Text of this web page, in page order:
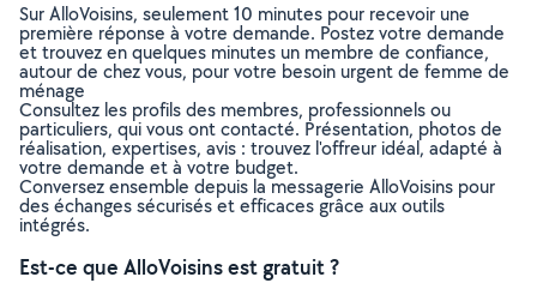
Sur AlloVoisins, seulement 10 minutes pour recevoir une
première réponse à votre demande. Postez votre demande
et trouvez en quelques minutes un membre de confiance,
autour de chez vous, pour votre besoin urgent de femme de
ménage
Consultez les profils des membres, professionnels ou
particuliers, qui vous ont contacté. Présentation, photos de
réalisation, expertises, avis : trouvez l'offreur idéal, adapté à
votre demande et à votre budget.
Conversez ensemble depuis la messagerie AlloVoisins pour
des échanges sécurisés et efficaces grâce aux outils
intégrés.
Est-ce que AlloVoisins est gratuit ?